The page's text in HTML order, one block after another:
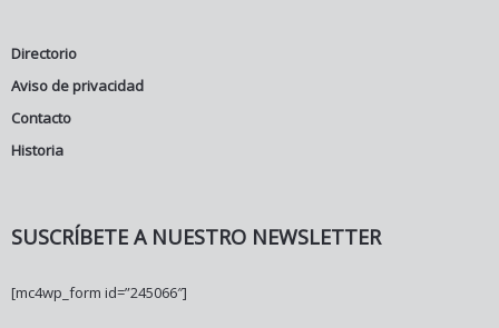
Directorio
Aviso de privacidad
Contacto
Historia
SUSCRÍBETE A NUESTRO NEWSLETTER
[mc4wp_form id=”245066″]